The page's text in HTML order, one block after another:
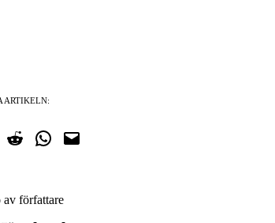
ARTIKELN:
Dela på RedditDela i WhatsApp
Maila en länk